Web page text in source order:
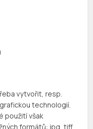
vytvořit, resp.
technologií.
použití však
formátů: jpg, tiff,